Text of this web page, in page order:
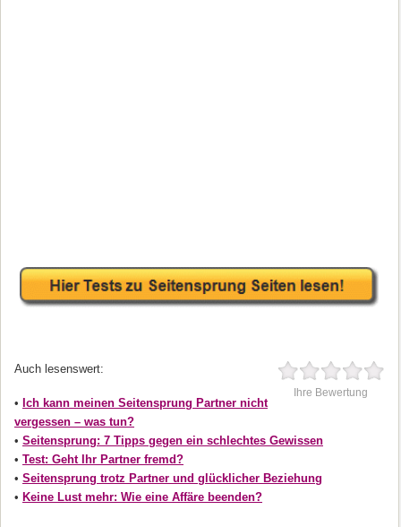
Ihre Bewertung
Auch lesenswert:
• Ich kann meinen Seitensprung Partner nicht
vergessen – was tun?
• Seitensprung: 7 Tipps gegen ein schlechtes Gewissen
• Test: Geht Ihr Partner fremd?
• Seitensprung trotz Partner und glücklicher Beziehung
• Keine Lust mehr: Wie eine Affäre beenden?